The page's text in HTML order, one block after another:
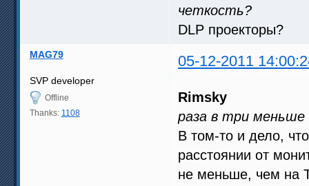
четкость?
DLP проекторы?
MAG79 05-12-2011
SVP developer
Offline
Thanks: 1108
Rimsky
раза в три меньше
В том-то и дело,
расстоянии от
не меньше, чем на